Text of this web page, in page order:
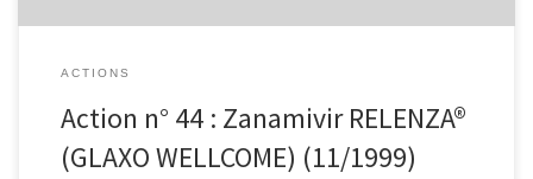
ACTIONS
Action n° 44 : Zanamivir RELENZA®
(GLAXO WELLCOME) (11/1999)